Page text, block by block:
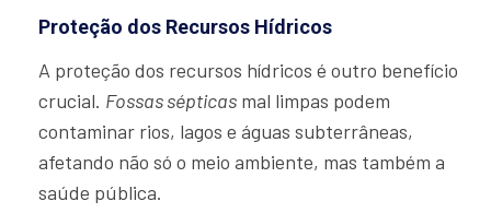
Proteção dos Recursos Hídricos
A proteção dos recursos hídricos é outro benefício
crucial. Fossas sépticas mal limpas podem
contaminar rios, lagos e águas subterrâneas,
afetando não só o meio ambiente, mas também a
saúde pública.